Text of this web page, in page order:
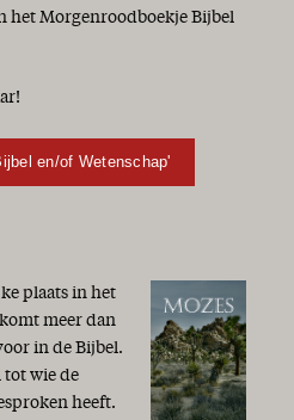
het Morgenroodboekje Bijbel
en/of Wetenschap'
plaats in het
meer dan
in de Bijbel.
tot wie de
heeft.